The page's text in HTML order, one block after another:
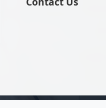
Glass
বিশ্বস্ত সঙ্গী